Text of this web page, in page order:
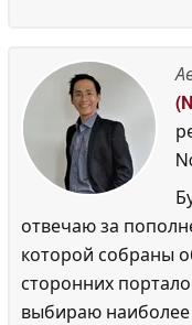
отвечаю за
которой собраны
сторонних
выбираю